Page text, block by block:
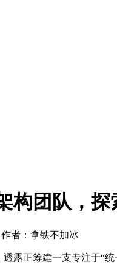
构团队，
作者：拿铁不加冰
露正筹建一支专注于“